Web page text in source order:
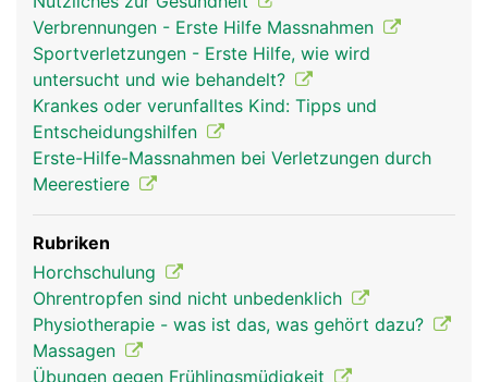
Verbrennungen - Erste Hilfe Massnahmen
Sportverletzungen - Erste Hilfe, wie wird
untersucht und wie behandelt?
Krankes oder verunfalltes Kind: Tipps und
Entscheidungshilfen
Erste-Hilfe-Massnahmen bei Verletzungen durch
Meerestiere
Rubriken
Horchschulung
Ohrentropfen sind nicht unbedenklich
Physiotherapie - was ist das, was gehört dazu?
Massagen
Übungen gegen Frühlingsmüdigkeit